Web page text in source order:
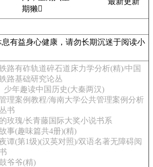
期獭
息有益身心健康，请勿长期沉迷于阅读小
路有砟轨道碎石道床力学分析(精)/中国
路基础研究论丛
少年趣读中国历史(大秦两汉)
理案例教程/海南大学公共管理案例分析
书
玫瑰/长青藤国际大奖小说书系
事(趣味篇共4册)(精)
谭(第1级)(汉英对照)/双语名著无障碍阅
爷爷(精)